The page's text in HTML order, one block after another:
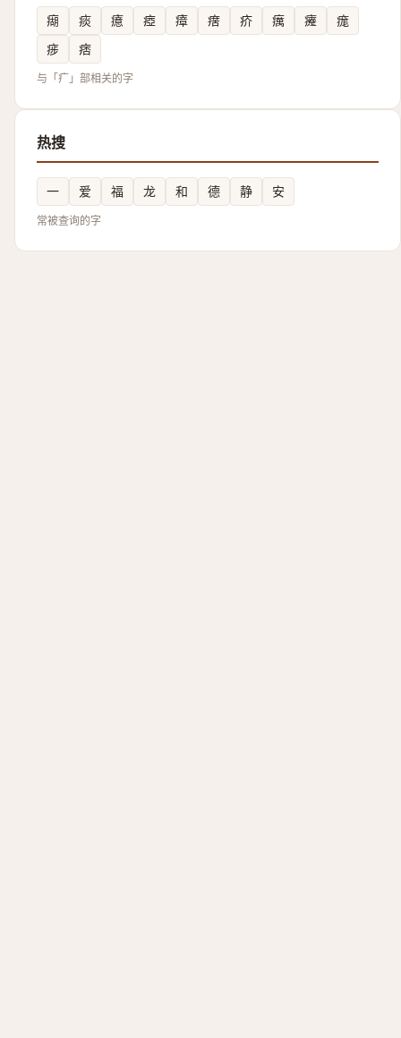
㾰 痰 癔 瘂 瘴 瘔 疥 癘 㿓
痝
㾟
痞
与「疒」部相关的字
热搜
一 爱 福 龙 和 德 静 安
常被查询的字